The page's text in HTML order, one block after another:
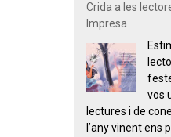
Crida a les
Impresa
vos
lectures i de
l’any vinent ens